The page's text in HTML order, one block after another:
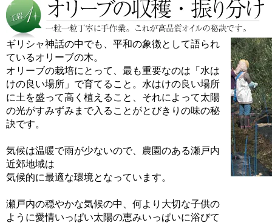
ギリシャ神話の中でも、平和の象徴として語られ
ているオリーブの木。
オリーブの栽培にとって、最も重要なのは「水は
けの良い場所」で育てること。水はけの良い場所
に土を盛って高く植えること、それによって太陽
の光がすみずみまで入ることがとびきりの味の秘
訣です。
気候は温暖で雨が少ないので、農園のある瀬戸内
近郊地域は
気候的に最適な環境となっています。
瀬戸内の穏やかな気候の中、何より大切な子供の
ように愛情いっぱい太陽の恵みいっぱいに浴びて